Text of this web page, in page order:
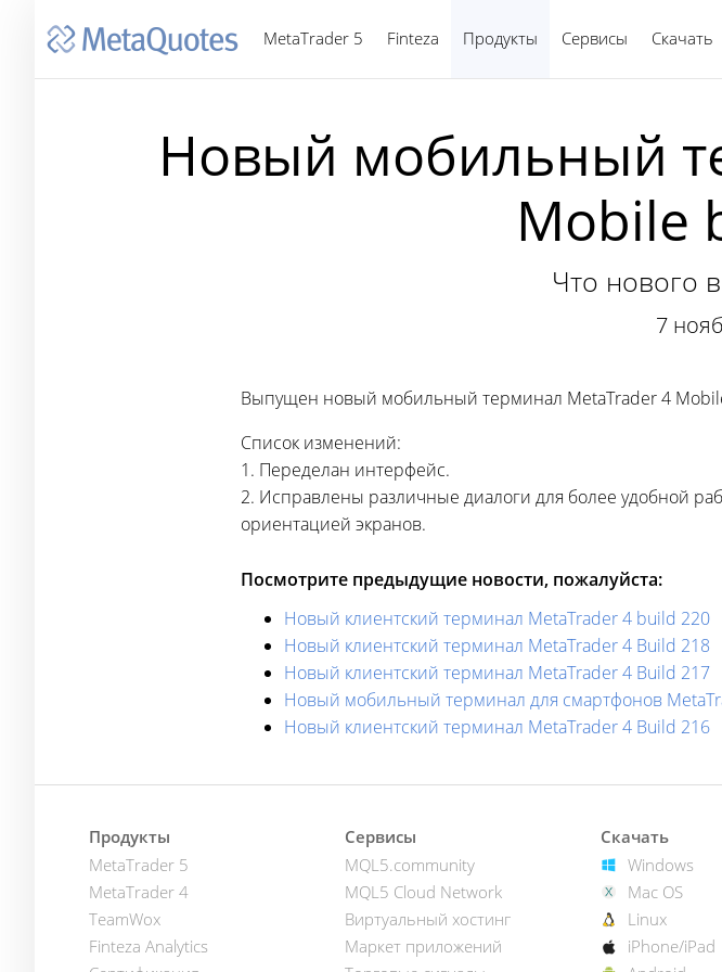
MetaTrader 5 Finteza Продукты Сервисы Скачать
Новый мобильный
Mobile
Что нового
7
Выпущен новый мобильный терминал MetaTrader 4
Список изменений:
1. Переделан интерфейс.
2. Исправлены различные диалоги для более удобной
ориентацией экранов.
Посмотрите предыдущие новости, пожалуйста:
Новый клиентский терминал MetaTrader 4 build 220
Новый клиентский терминал MetaTrader 4 Build 218
Новый клиентский терминал MetaTrader 4 Build 217
Новый мобильный терминал для смартфонов
Новый клиентский терминал MetaTrader 4 Build 216
Продукты
MetaTrader 5
MetaTrader 4
TeamWox
Finteza Analytics
Сервисы
MQL5.community
MQL5 Cloud Network
Виртуальный хостинг
Маркет приложений
Скачать
Windows
Mac OS
Linux
iPhone/iPad